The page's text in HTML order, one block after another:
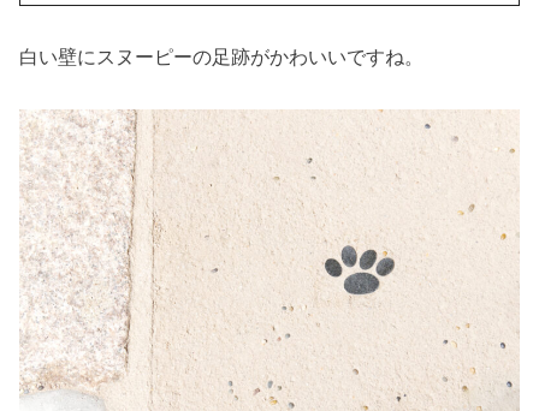
白い壁にスヌーピーの足跡がかわいいですね。